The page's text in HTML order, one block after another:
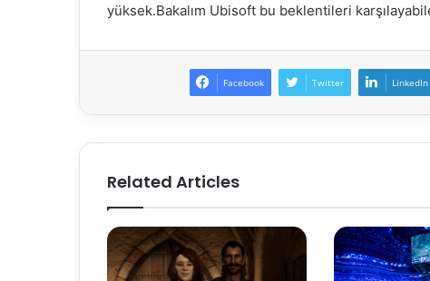
yüksek.Bakalım Ubisoft bu beklentileri
Facebook Twitter LinkedIn
Related Articles